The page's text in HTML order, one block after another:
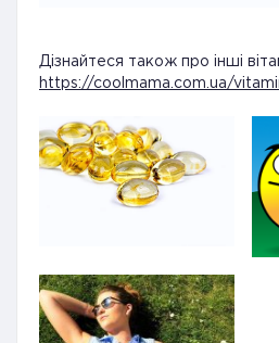
Дізнайтеся також про інші
https://coolmama.com.ua/